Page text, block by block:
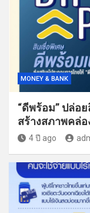
MONEY & BANK
“ดีพร้อม” ปล่อ
สร้างสภาพคล่อ
4 ปี ago